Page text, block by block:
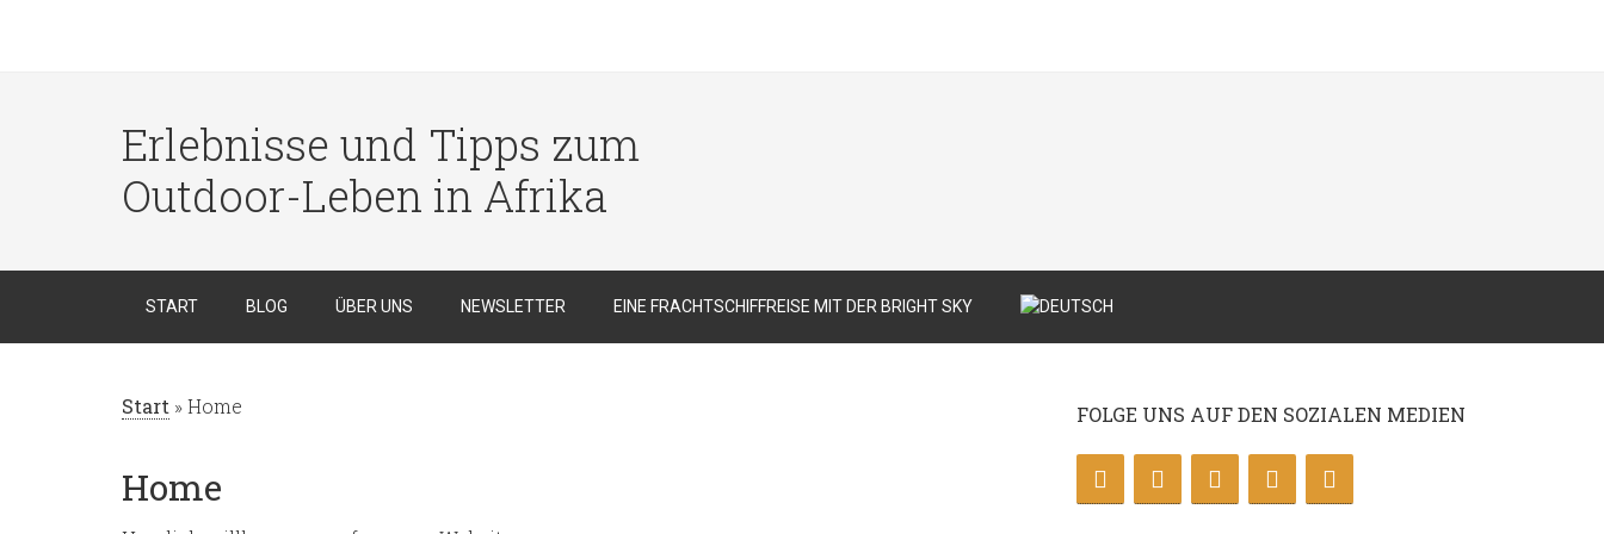
Erlebnisse und Tipps zum
Outdoor-Leben in Afrika
START BLOG ÜBER UNS NEWSLETTER EINE FRACHTSCHIFFREISE MIT DER BRIGHT SKY
Start »Home
Home
FOLGE UNS AUF DEN SOZIALEN MEDIEN